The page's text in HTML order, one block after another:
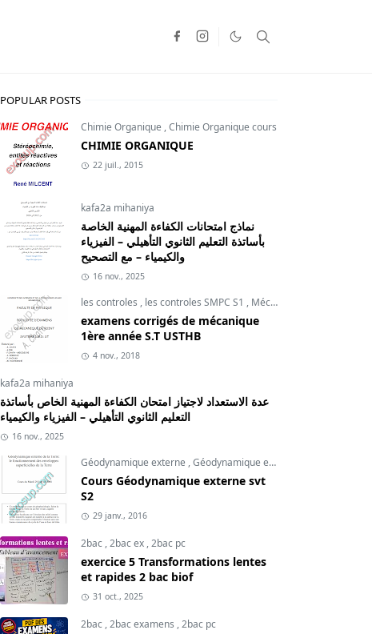
POPULAR POSTS
Chimie Organique ,Chimie Organique cours
CHIMIE ORGANIQUE
22 juil., 2015
kafa2a mihaniya
نماذج امتحانات الكفاءة المهنية الخاصة
بأساتذة التعليم الثانوي التأهيلي – الفيزياء
والكيمياء – مع التصحيح
16 nov., 2025
les controles , les controles SMPC S1 , Mécanique du point
examens corrigés de mécanique
1ère année S.T USTHB
4 nov., 2018
kafa2a mihaniya
عدة الاستعداد لاجتياز امتحان الكفاءة المهنية الخاص بأساتذة
التعليم الثانوي التأهيلي – الفيزياء والكيمياء
16 nov., 2025
Géodynamique externe ,Géodynamique externe cours
Cours Géodynamique externe svt
S2
29 janv., 2016
2bac,2bac ex,2bac pc
exercice 5 Transformations lentes
et rapides 2 bac biof
31 oct., 2025
2bac,2bac examens ,2bac pc